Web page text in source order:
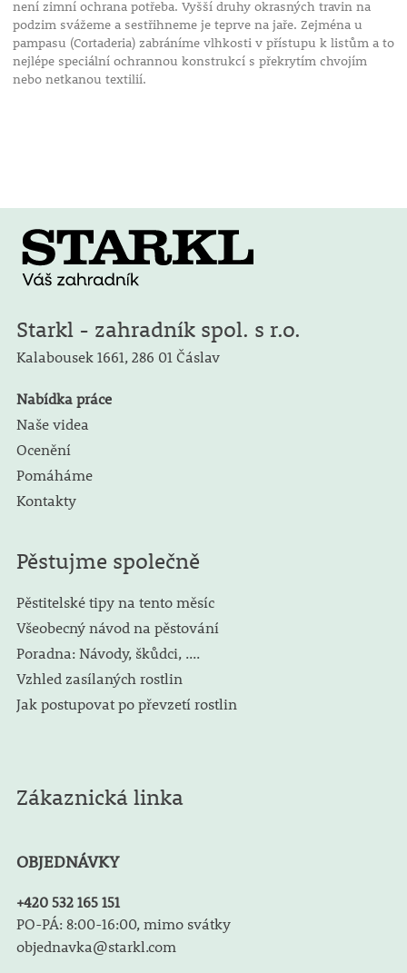
není zimní ochrana potřeba. Vyšší druhy okrasných travin na
podzim svážeme a sestřihneme je teprve na jaře. Zejména u
pampasu (Cortaderia) zabráníme vlhkosti v přístupu k listům a to
nejlépe speciální ochrannou konstrukcí s překrytím chvojím
nebo netkanou textilií.
Starkl - zahradník spol. s r.o.
Kalabousek 1661, 286 01 Čáslav
Nabídka práce
Naše videa
Ocenění
Pomáháme
Kontakty
Pěstujme společně
Pěstitelské tipy na tento měsíc
Všeobecný návod na pěstování
Poradna: Návody, škůdci, ....
Vzhled zasílaných rostlin
Jak postupovat po převzetí rostlin
Zákaznická linka
OBJEDNÁVKY
+420 532 165 151
PO-PÁ: 8:00-16:00, mimo svátky
objednavka@starkl.com